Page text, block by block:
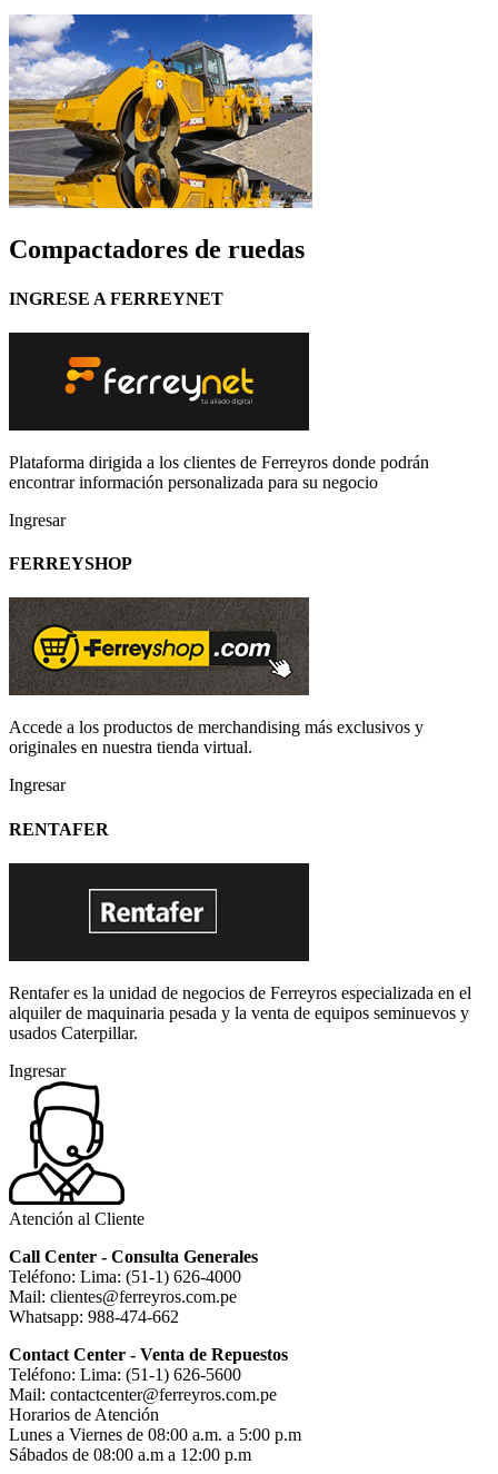
Compactadores de ruedas
INGRESE A FERREYNET
Plataforma dirigida a los clientes de Ferreyros donde podrán
encontrar información personalizada para su negocio
Ingresar
FERREYSHOP
Accede a los productos de merchandising más exclusivos y
originales en nuestra tienda virtual.
Ingresar
RENTAFER
Rentafer es la unidad de negocios de Ferreyros especializada en el
alquiler de maquinaria pesada y la venta de equipos seminuevos y
usados Caterpillar.
Ingresar
Atención al Cliente
Call Center - Consulta Generales
Teléfono: Lima: (51-1) 626-4000
Mail: clientes@ferreyros.com.pe
Whatsapp: 988-474-662
Contact Center - Venta de Repuestos
Teléfono: Lima: (51-1) 626-5600
Mail: contactcenter@ferreyros.com.pe
Horarios de Atención
Lunes a Viernes de 08:00 a.m. a 5:00 p.m
Sábados de 08:00 a.m a 12:00 p.m